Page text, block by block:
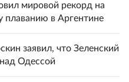
мировой рекорд на
плаванию в Аргентине
заявил, что Зеленский
Одессой